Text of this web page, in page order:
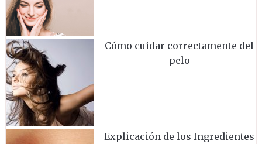
Cómo cuidar correctamente del
pelo
Explicación de los Ingredientes